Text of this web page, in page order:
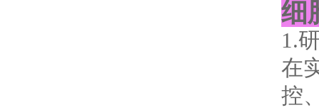
细
1.
在
控